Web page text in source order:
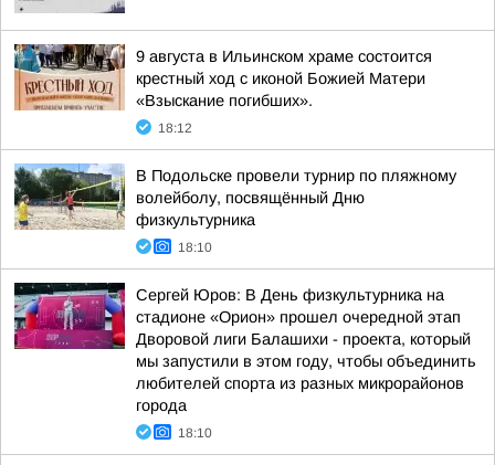
9 августа в Ильинском храме состоится
крестный ход с иконой Божией Матери
«Взыскание погибших».
18:12
В Подольске провели турнир по пляжному
волейболу, посвящённый Дню
физкультурника
18:10
Сергей Юров: В День физкультурника на
стадионе «Орион» прошел очередной этап
Дворовой лиги Балашихи - проекта, который
мы запустили в этом году, чтобы объединить
любителей спорта из разных микрорайонов
города
18:10